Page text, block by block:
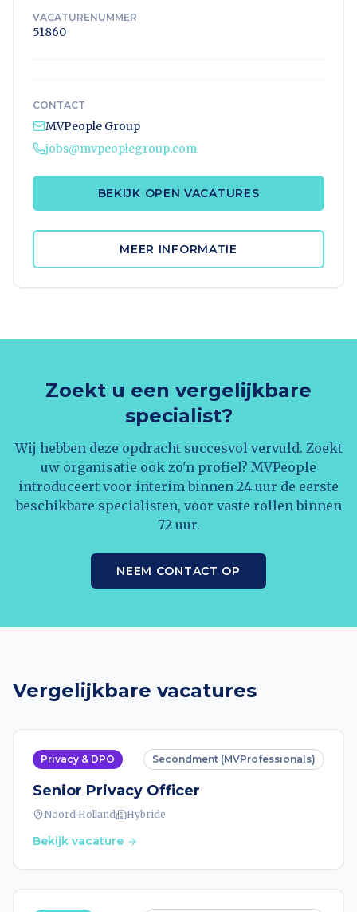
VACATURENUMMER
51860
CONTACT
MVPeople Group
jobs@mvpeoplegroup.com
BEKIJK OPEN VACATURES
MEER INFORMATIE
Zoekt u een vergelijkbare
specialist?
Wij hebben deze opdracht succesvol vervuld. Zoekt
uw organisatie ook zo'n profiel? MVPeople
introduceert voor interim binnen 24 uur de eerste
beschikbare specialisten, voor vaste rollen binnen
72 uur.
NEEM CONTACT OP
Vergelijkbare vacatures
Privacy & DPO Secondment (MVProfessionals)
Senior Privacy Officer
Noord Holland Hybride
Bekijk vacature